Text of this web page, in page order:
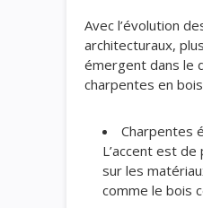
Avec l’évolution
architecturaux,
émergent dans le
charpentes en
Charpentes
L’accent est de
sur les
comme le bois